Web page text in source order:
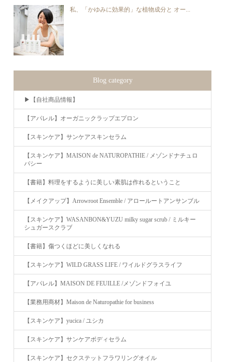
私、「かゆみに効果的」な植物成分と オー...
Blog category
▶︎【自社商品情報】
【アパレル】オーガニックラップエプロン
【スキンケア】サンケアスキンセラム
【スキンケア】MAISON de NATUROPATHIE / メゾンドナチュロ
パシー
【書籍】料理をするように美しい素肌は作れるということ
【メイクアップ】Arrowroot Ensemble / アロールートアンサンブル
【スキンケア】WASANBON&YUZU milky sugar scrub / ミルキー
シュガースクラブ
【書籍】傷つくほどに美しくなれる
【スキンケア】WILD GRASS LIFE / ワイルドグラスライフ
【アパレル】MAISON DE FEUILLE /メゾンドフォイユ
【業務用商材】Maison de Naturopathie for business
【スキンケア】yucica / ユシカ
【スキンケア】サンケアボディセラム
【スキンケア】セクステットフラワリングオイル